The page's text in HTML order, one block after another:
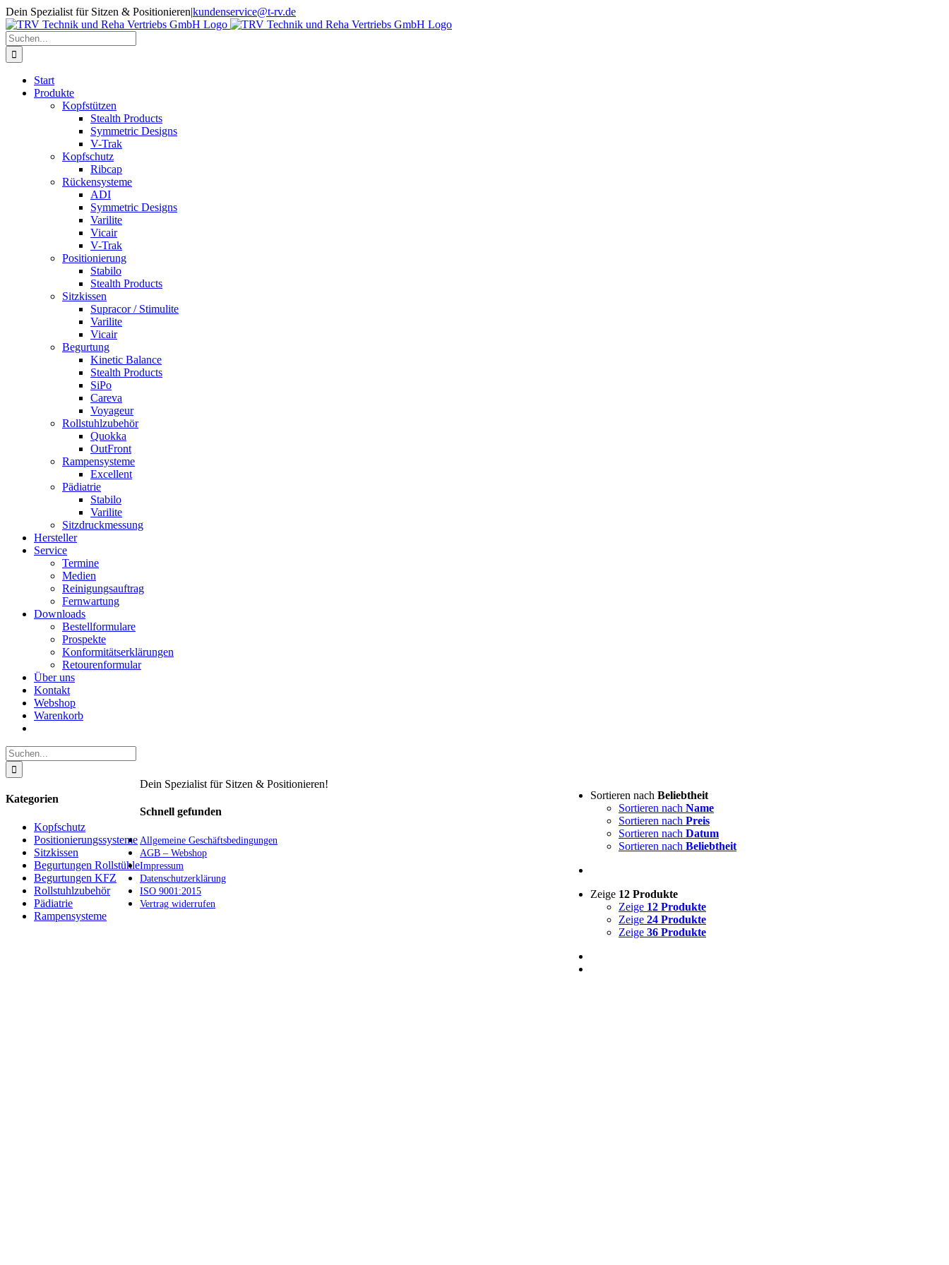
Zum
Inhalt
springen
Dein Spezialist für Sitzen & Positionieren|kundenservice@t-rv.de
Suche
nach:
Start
Produkte
Kopfstützen
Stealth Products
Symmetric Designs
V-Trak
Kopfschutz
Ribcap
Rückensysteme
ADI
Symmetric Designs
Varilite
Vicair
V-Trak
Positionierung
Stabilo
Stealth Products
Sitzkissen
Supracor / Stimulite
Varilite
Vicair
Begurtung
Kinetic Balance
Stealth Products
SiPo
Careva
Voyageur
Rollstuhlzubehör
Quokka
OutFront
Rampensysteme
Excellent
Pädiatrie
Stabilo
Varilite
Sitzdruckmessung
Hersteller
Service
Termine
Medien
Reinigungsauftrag
Fernwartung
Downloads
Bestellformulare
Prospekte
Konformitätserklärungen
Retourenformular
Über uns
Kontakt
Webshop
Warenkorb
Suche
nach:
Sortieren nach Beliebtheit
Sortieren nach Name
Sortieren nach Preis
Sortieren nach Datum
Sortieren nach Beliebtheit
Zeige 12 Produkte
Zeige 12 Produkte
Zeige 24 Produkte
Zeige 36 Produkte
Kategorien
Kopfschutz
Positionierungssysteme
Sitzkissen
Begurtungen Rollstühle
Begurtungen KFZ
Rollstuhlzubehör
Pädiatrie
Rampensysteme
Dein Spezialist für Sitzen & Positionieren!
Schnell gefunden
Allgemeine Geschäftsbedingungen
AGB – Webshop
Impressum
Datenschutzerklärung
ISO 9001:2015
Vertrag widerrufen